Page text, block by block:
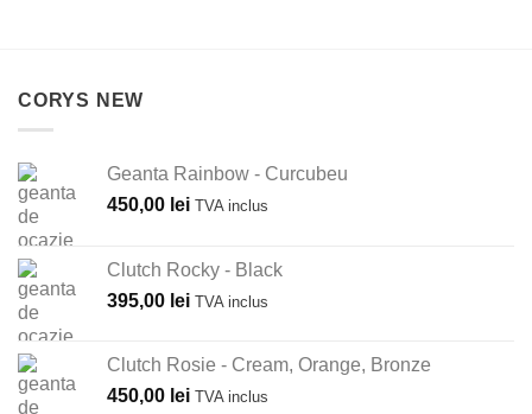
CORYS NEW
Geanta Rainbow - Curcubeu
450,00 lei TVA inclus
Clutch Rocky - Black
395,00 lei TVA inclus
Clutch Rosie - Cream, Orange, Bronze
450,00 lei TVA inclus